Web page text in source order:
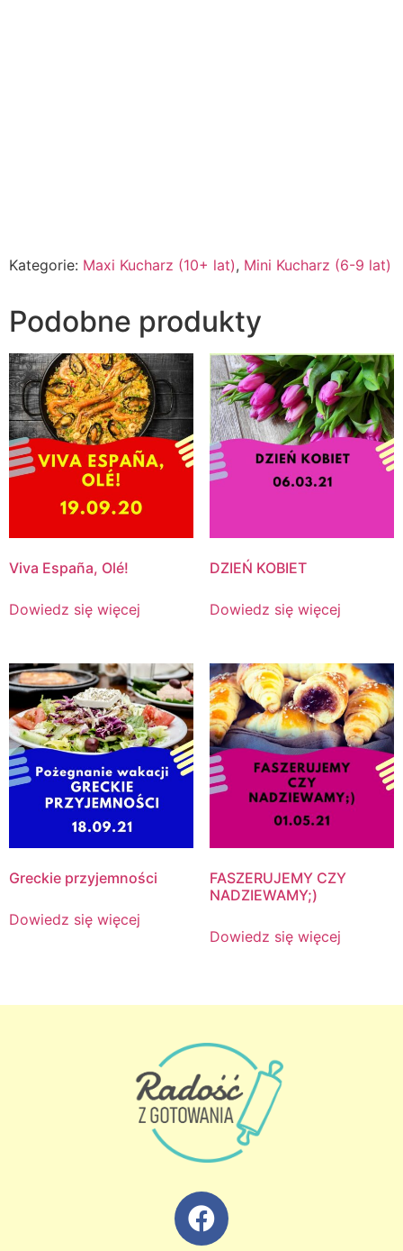
Kategorie: Maxi Kucharz (10+ lat), Mini Kucharz (6-9 lat)
Podobne produkty
Viva España, Olé!
Dowiedz się więcej
DZIEŃ KOBIET
Dowiedz się więcej
Greckie przyjemności
Dowiedz się więcej
FASZERUJEMY CZY
NADZIEWAMY;)
Dowiedz się więcej